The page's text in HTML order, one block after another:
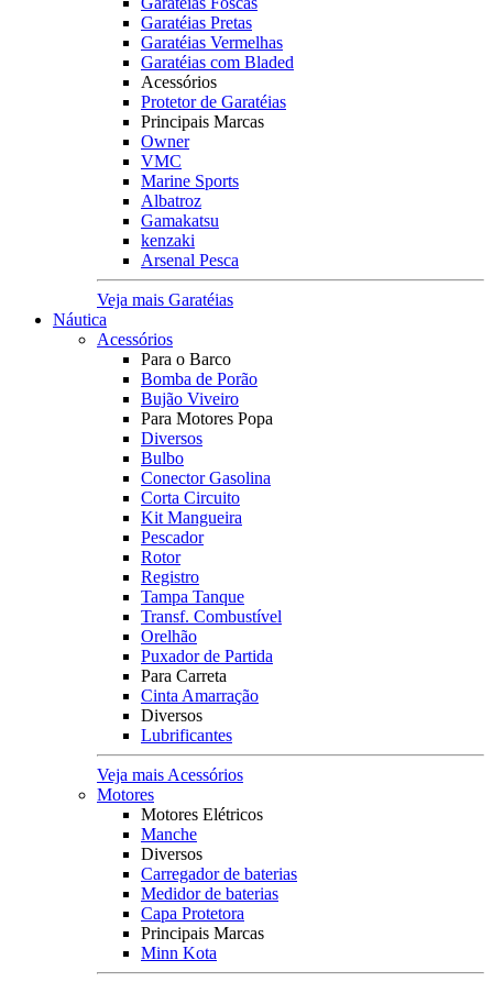
Garatéias Pretas
Garatéias Vermelhas
Garatéias com Bladed
Acessórios
Protetor de Garatéias
Principais Marcas
Owner
VMC
Marine Sports
Albatroz
Gamakatsu
kenzaki
Arsenal Pesca
Veja mais Garatéias
Náutica
Acessórios
Para o Barco
Bomba de Porão
Bujão Viveiro
Para Motores Popa
Diversos
Bulbo
Conector Gasolina
Corta Circuito
Kit Mangueira
Pescador
Rotor
Registro
Tampa Tanque
Transf. Combustível
Orelhão
Puxador de Partida
Para Carreta
Cinta Amarração
Diversos
Lubrificantes
Veja mais Acessórios
Motores
Motores Elétricos
Manche
Diversos
Carregador de baterias
Medidor de baterias
Capa Protetora
Principais Marcas
Minn Kota